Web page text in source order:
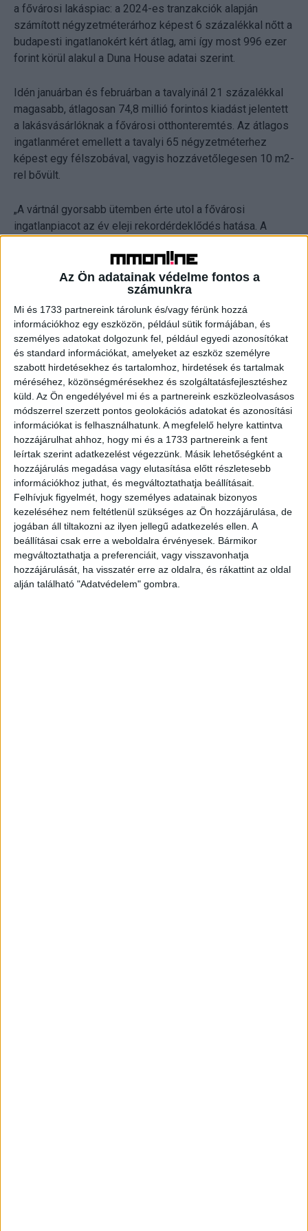
Az Ön adatainak védelme fontos a
számunkra
Mi és 1733 partnereink tárolunk és/vagy férünk hozzá
információkhoz egy eszközön, például sütik formájában, és
személyes adatokat dolgozunk fel, például egyedi azonosítókat
és standard információkat, amelyeket az eszköz személyre
szabott hirdetésekhez és tartalomhoz, hirdetések és tartalmak
méréséhez, közönségmérésekhez és szolgáltatásfejlesztéshez
küld. Az Ön engedélyével mi és a partnereink eszközleolvasásos
módszerrel szerzett pontos geolokációs adatokat és azonosítási
információkat is felhasználhatunk. A megfelelő helyre kattintva
hozzájárulhat ahhoz, hogy mi és a 1733 partnereink a fent
leírtak szerint adatkezelést végezzünk. Másik lehetőségként a
hozzájárulás megadása vagy elutasítása előtt részletesebb
információkhoz juthat, és megváltoztathatja beállításait.
Felhívjuk figyelmét, hogy személyes adatainak bizonyos
kezeléséhez nem feltétlenül szükséges az Ön hozzájárulása, de
jogában áll tiltakozni az ilyen jellegű adatkezelés ellen. A
beállításai csak erre a weboldalra érvényesek. Bármikor
megváltoztathatja a preferenciáit, vagy visszavonhatja
hozzájárulását, ha visszatér erre az oldalra, és rákattint az oldal
alján található "Adatvédelem" gombra.
a fővárosi lakáspiac: a 2024-es tranzakciók alapján
számított négyzetméterárhoz képest 6 százalékkal nőtt a
budapesti ingatlanokért kért átlag, ami így most 996 ezer
forint körül alakul a Duna House adatai szerint.
Idén januárban és februárban a tavalyinál 21 százalékkal
magasabb, átlagosan 74,8 millió forintos kiadást jelentett
a lakásvásárlóknak a fővárosi otthonteremtés. Az átlagos
ingatlanméret emellett a tavalyi 65 négyzetméterhez
képest egy félszobával, vagyis hozzávetőlegesen 10 m2-
rel bővült.
„A vártnál gyorsabb ütemben érte utol a fővárosi
ingatlanpiacot az év eleji rekordérdeklődés hatása. A
év alatt 7 százalékkal emelte meg a négyzetméterárakat,
a januári-februári tranzakciók alapján számított átlag pedig
már most közel ekkora drágulást mutat” – mondta Máté
Ferenc, a Duna House vezérigazgató-helyettese.
Eközben vannak olyan fővárosi területek, ahol a Duna
House tranzakciós adatai szerint az átlagos
négyzetméterár csaknem kétharmadáért is megoldható az
ingatlanvásárlás: jelenleg a pesti oldal délkeleti
peremkerületei, Rákosmente, Pestszentlőrinc és
Pestszentimre, valamint Soroksár számít a
legmegfizethetőbb lokációknak Budapesten, 700 ezer
Ft/m2 alatti átlaggal.
A XVII. és XXIII. kerületek emellett nemcsak a használt,
hanem az újépítésű ingatlanokat keresők számára is
megfizethetőbb alternatívát jelenthetnek: az idei első
negyedéves adatok alapján Soroksár és Rákosmente 1-
1,1 millió forintos négyzetméterár körül kínálja az új
ingatlanokat, míg a fővárosi átlag 1,5 millió forintra rúg.